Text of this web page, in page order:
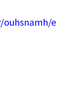
ouhsnamh/e